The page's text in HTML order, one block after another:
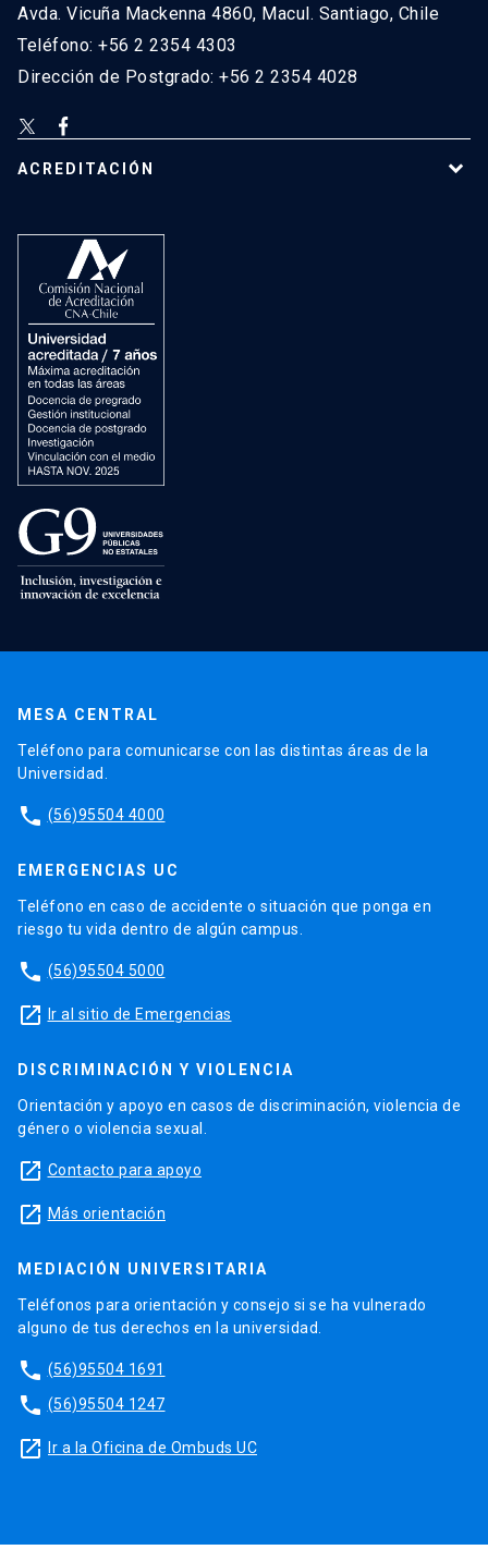
Avda. Vicuña Mackenna 4860, Macul. Santiago, Chile
Teléfono: +56 2 2354 4303
Dirección de Postgrado: +56 2 2354 4028
ACREDITACIÓN
MESA CENTRAL
Teléfono para comunicarse con las distintas áreas de la
Universidad.
phone (56)95504 4000
EMERGENCIAS UC
Teléfono en caso de accidente o situación que ponga en
riesgo tu vida dentro de algún campus.
phone (56)95504 5000
launch Ir al sitio de Emergencias
DISCRIMINACIÓN Y VIOLENCIA
Orientación y apoyo en casos de discriminación, violencia de
género o violencia sexual.
launch Contacto para apoyo
launch Más orientación
MEDIACIÓN UNIVERSITARIA
Teléfonos para orientación y consejo si se ha vulnerado
alguno de tus derechos en la universidad.
phone (56)95504 1691
phone (56)95504 1247
launch Ir a la Oficina de Ombuds UC